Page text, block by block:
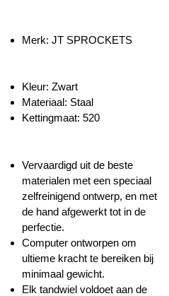
Merk: JT SPROCKETS
Kleur: Zwart
Materiaal: Staal
Kettingmaat: 520
Vervaardigd uit de beste
materialen met een speciaal
zelfreinigend ontwerp, en met
de hand afgewerkt tot in de
perfectie.
Computer ontworpen om
ultieme kracht te bereiken bij
minimaal gewicht.
Elk tandwiel voldoet aan de